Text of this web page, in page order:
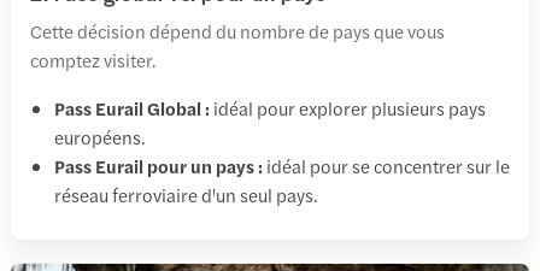
Cette décision dépend du nombre de pays que vous
comptez visiter.
Pass Eurail Global : idéal pour explorer plusieurs pays
européens.
Pass Eurail pour un pays : idéal pour se concentrer sur le
réseau ferroviaire d'un seul pays.